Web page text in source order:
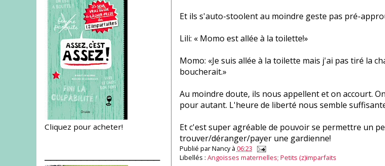
Cliquez pour acheter!
Et ils s'auto-stoolent au moindre geste pas pré-
Lili: « Momo est allée à la toilette!»
Momo: «Je suis allée à la toilette mais j'ai pas tiré la
boucherait.»
Au moindre doute, ils nous appellent et on accourt.
pour autant. L'heure de liberté nous semble
Et c'est super agréable de pouvoir se permettre un
trouver/déranger/payer une gardienne!
Publié parNancy à 06:23
Libellés : Angoisses maternelles; Petits (z)imparfaits